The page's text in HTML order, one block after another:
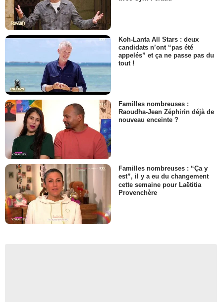
Koh-Lanta All Stars : deux
candidats n’ont “pas été
appelés” et ça ne passe pas du
tout !
Familles nombreuses :
Raoudha-Jean Zéphirin déjà de
nouveau enceinte ?
Familles nombreuses : “Ça y
est”, il y a eu du changement
cette semaine pour Laëtitia
Provenchère